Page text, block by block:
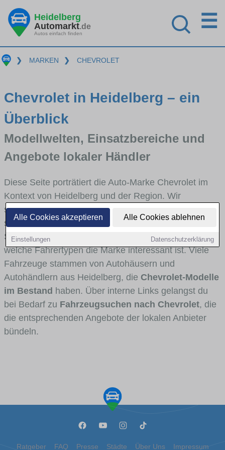
Alle Cookies akzeptieren Alle Cookies ablehnen
Einstellungen Datenschutzerklärung
Heidelberg
Automarkt.de
Autos einfach finden
☰
❯ MARKEN ❯ CHEVROLET
Chevrolet in Heidelberg – ein
Überblick
Modellwelten, Einsatzbereiche und
Angebote lokaler Händler
Diese Seite porträtiert die Auto-Marke Chevrolet im
Kontext von Heidelberg und der Region. Wir
skizzieren, in welchen Fahrzeugklassen Chevrolet
stark vertreten ist, welche Modellreihen häufig im
Stadt- und Umlandverkehr zu sehen sind und für
welche Fahrertypen die Marke interessant ist. Viele
Fahrzeuge stammen von Autohäusern und
Autohändlern aus Heidelberg, die Chevrolet-Modelle
im Bestand haben. Über interne Links gelangst du
bei Bedarf zu Fahrzeugsuchen nach Chevrolet, die
die entsprechenden Angebote der lokalen Anbieter
bündeln.
Ratgeber FAQ Presse Städte Über Uns Impressum